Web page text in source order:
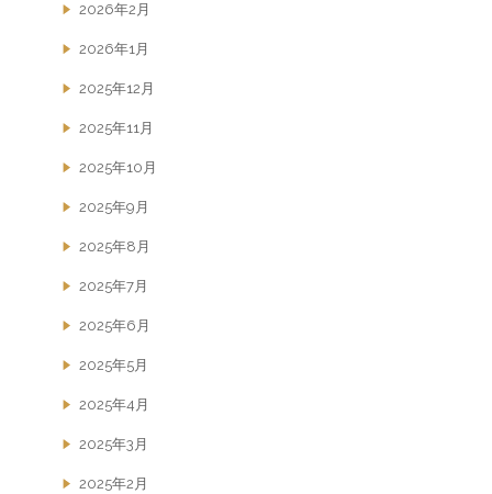
2026年2月
2026年1月
2025年12月
2025年11月
2025年10月
2025年9月
2025年8月
2025年7月
2025年6月
2025年5月
2025年4月
2025年3月
2025年2月